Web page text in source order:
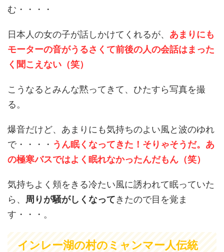
む・・・・
日本人の女の子が話しかけてくれるが、 あまりにも
モーターの音がうるさくて前後の人の会話はまった
く聞こえない（笑）
こうなるとみんな黙ってきて、ひたすら写真を撮
る。
爆音だけど、あまりにも気持ちのよい風と波のゆれ
で・・・・ うん眠くなってきた！そりゃそうだ。あ
の極寒バスではよく眠れなかったんだもん（笑）
気持ちよく頬をきる冷たい風に誘われて眠っていた
ら、 周りが騒がしくなってきたので目を覚ま
す・・・。
インレー湖の村のミャンマー人伝統